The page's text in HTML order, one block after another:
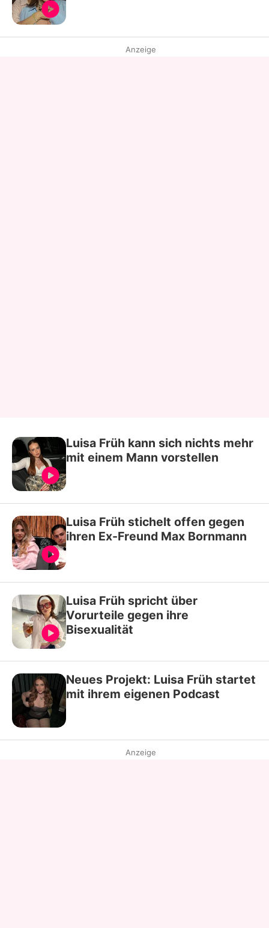
Anzeige
Luisa Früh kann sich nichts mehr
mit einem Mann vorstellen
Luisa Früh stichelt offen gegen
ihren Ex-Freund Max Bornmann
Luisa Früh spricht über
Vorurteile gegen ihre
Bisexualität
Neues Projekt: Luisa Früh startet
mit ihrem eigenen Podcast
Anzeige